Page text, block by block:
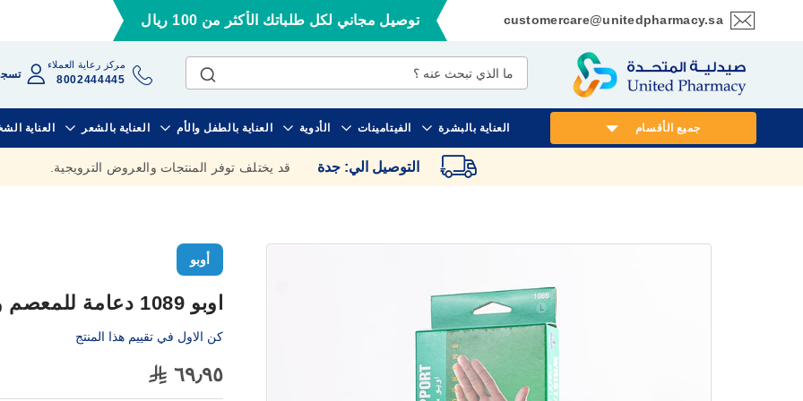
customercare@unitedpharmacy.sa
تخطي
المحتوى
توصيل مجاني لكل طلباتك الأكثر من 100 ريال
مركز رعاية العملاء
8002444445
العناية بالبشرة الفيتامينات الأدوية العناية بالطفل والأم العناية بالشعر العناية جميع الأقسام
التوصيل الي: جدة قد يختلف توفر المنتجات والعروض الترويجية.
أوبو
اوبو 1089 دعامة للمعصم والابهام مقاس كبير
كن الاول في تقييم هذا المنتج
٦٩٫٩٥